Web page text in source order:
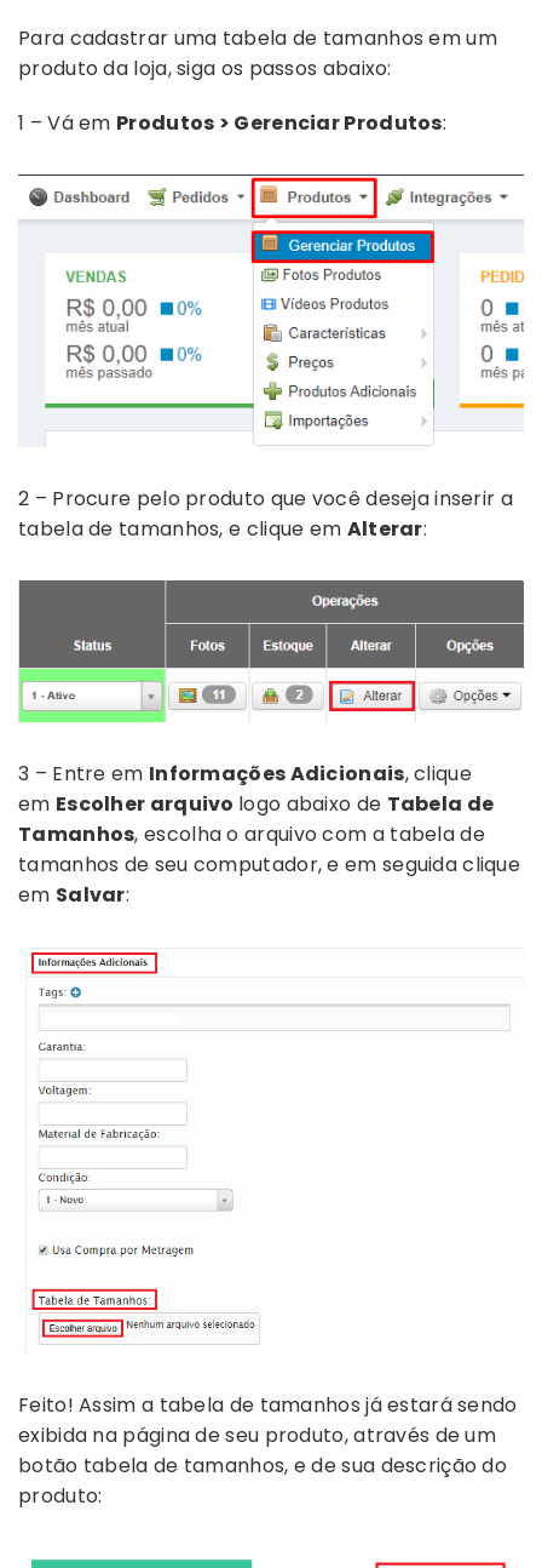
Para cadastrar uma tabela de tamanhos em um
produto da loja, siga os passos abaixo:
1 – Vá em Produtos > Gerenciar Produtos:
2 – Procure pelo produto que você deseja inserir a
tabela de tamanhos, e clique em Alterar:
3 – Entre em Informações Adicionais, clique
em Escolher arquivo logo abaixo de Tabela de
Tamanhos, escolha o arquivo com a tabela de
tamanhos de seu computador, e em seguida clique
em Salvar:
Feito! Assim a tabela de tamanhos já estará sendo
exibida na página de seu produto, através de um
botão tabela de tamanhos, e de sua descrição do
produto: